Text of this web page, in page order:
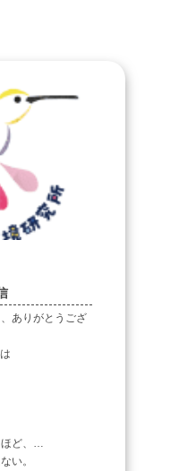
ありがとうござ
ど、
い。